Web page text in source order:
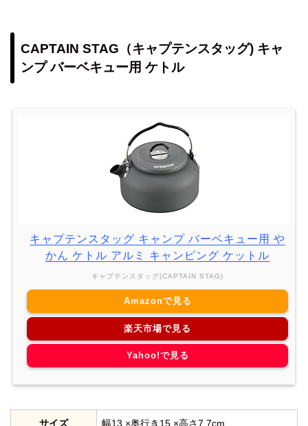
CAPTAIN STAG（キャプテンスタッグ) キャ
ンプ バーベキュー用 ケトル
キャプテンスタッグ キャンプ バーベキュー用 や
かん ケトル アルミ キャンピング ケットル
キャプテンスタッグ(CAPTAIN STAG)
Amazonで見る
楽天市場で見る
Yahoo!で見る
サイズ 幅13 ×奥行き15 ×高さ7.7cm